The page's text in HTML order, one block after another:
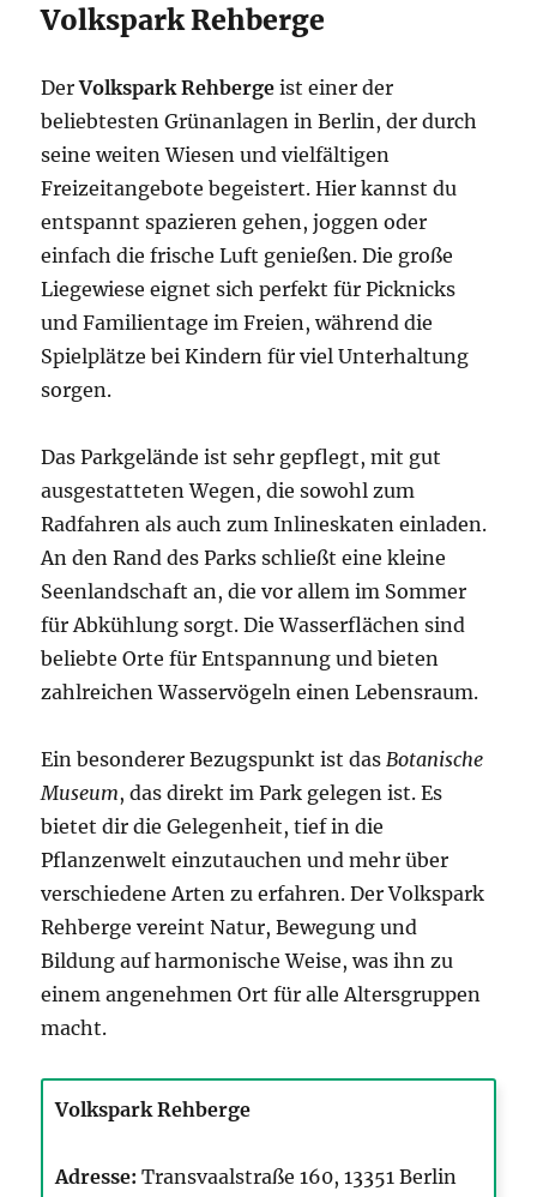
Volkspark Rehberge
DerVolkspark Rehberge ist einer der
beliebtesten Grünanlagen in Berlin, der durch
seine weiten Wiesen und vielfältigen
Freizeitangebote begeistert. Hier kannst du
entspannt spazieren gehen, joggen oder
einfach die frische Luft genießen. Die große
Liegewiese eignet sich perfekt für Picknicks
und Familientage im Freien, während die
Spielplätze bei Kindern für viel Unterhaltung
sorgen.
Das Parkgelände ist sehr gepflegt, mit gut
ausgestatteten Wegen, die sowohl zum
Radfahren als auch zum Inlineskaten einladen.
An den Rand des Parks schließt eine kleine
Seenlandschaft an, die vor allem im Sommer
für Abkühlung sorgt. Die Wasserflächen sind
beliebte Orte für Entspannung und bieten
zahlreichen Wasservögeln einen Lebensraum.
Ein besonderer Bezugspunkt ist dasBotanische
Museum, das direkt im Park gelegen ist. Es
bietet dir die Gelegenheit, tief in die
Pflanzenwelt einzutauchen und mehr über
verschiedene Arten zu erfahren. Der Volkspark
Rehberge vereint Natur, Bewegung und
Bildung auf harmonische Weise, was ihn zu
einem angenehmen Ort für alle Altersgruppen
macht.
Volkspark Rehberge
Adresse: Transvaalstraße 160, 13351 Berlin